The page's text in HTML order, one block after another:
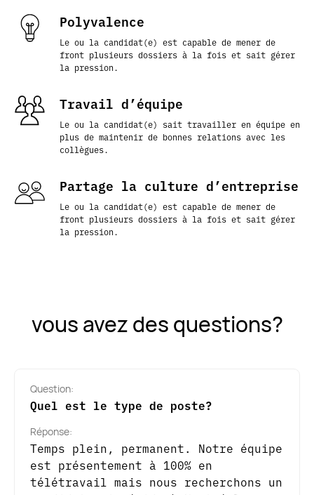
Polyvalence
Le ou la candidat(e) est capable de mener de
front plusieurs dossiers à la fois et sait gérer
la pression.
Travail d’équipe
Le ou la candidat(e) sait travailler en équipe en
plus de maintenir de bonnes relations avec les
collègues.
Partage la culture d’entreprise
Le ou la candidat(e) est capable de mener de
front plusieurs dossiers à la fois et sait gérer
la pression.
vous avez des questions?
Question:
Quel est le type de poste?
Réponse:
Temps plein, permanent. Notre équipe
est présentement à 100% en
télétravail mais nous recherchons un